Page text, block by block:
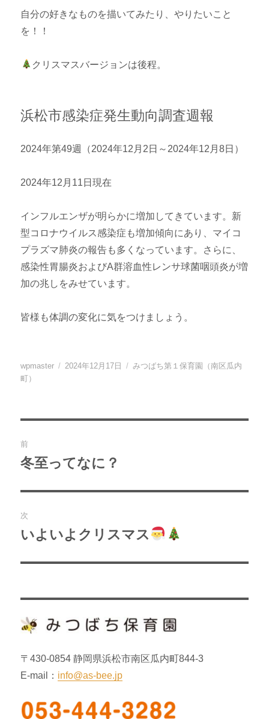
自分の好きなものを描いてみたり、やりたいこと
を！！
クリスマスバージョンは後程。
浜松市感染症発生動向調査週報
2024年第49週（2024年12月2日～2024年12月8日）
2024年12月11日現在
インフルエンザが明らかに増加してきています。新
型コロナウイルス感染症も増加傾向にあり、マイコ
プラズマ肺炎の報告も多くなっています。さらに、
感染性胃腸炎およびA群溶血性レンサ球菌咽頭炎が増
加の兆しをみせています。
皆様も体調の変化に気をつけましょう。
投
稿
wpmaster
投
2024年12月17日
カ
みつばち第１保育園（南区瓜内
町）
稿
ビ
ゲ
ー
ン
前
過
の
投
稿:
冬至ってなに？
次
次
投
いよいよクリスマス
〒430-0854 静岡県浜松市南区瓜内町844-3
E-mail： info@as-bee.jp